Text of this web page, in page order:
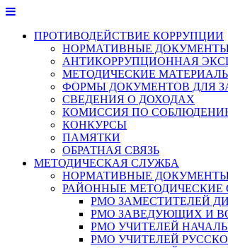
Перейти
содержимому
ПРОТИВОДЕЙСТВИЕ КОРРУПЦИИ
НОРМАТИВНЫЕ
АНТИКОРРУПЦИОННАЯ
МЕТОДИЧЕСКИЕ
ФОРМЫ ДОКУМЕНТОВ ДЛЯ
СВЕДЕНИЯ О ДОХОДАХ
КОМИССИЯ ПО
КОНКУРСЫ
ПАМЯТКИ
ОБРАТНАЯ СВЯЗЬ
МЕТОДИЧЕСКАЯ СЛУЖБА
НОРМАТИВНЫЕ
РАЙОННЫЕ МЕТОДИЧЕСКИЕ
РМО ЗАМЕСТИТЕЛЕЙ
РМО ЗАВЕДУЮЩИХ И
РМО УЧИТЕЛЕЙ
РМО УЧИТЕЛЕЙ